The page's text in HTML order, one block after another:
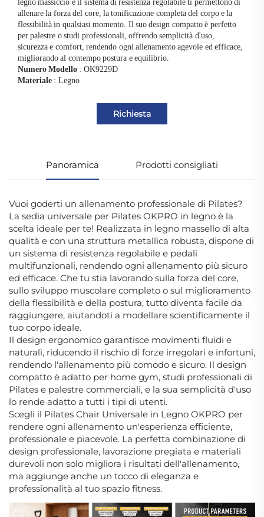
legno massiccio e il sistema di resistenza regolabile ti permettono di
allenare la forza del core, la tonificazione completa del corpo e la
flessibilità in qualsiasi momento. Il suo design compatto è perfetto
per palestre o studi professionali, offrendo semplicità d'uso,
sicurezza e comfort, rendendo ogni allenamento agevole ed efficace,
migliorando al contempo postura e equilibrio.
Numero Modello : OK9229D
Materiale : Legno
Richiesta
Panoramica Prodotti consigliati
Vuoi goderti un allenamento professionale di Pilates?
La sedia universale per Pilates OKPRO in legno è la
scelta ideale per te! Realizzata in legno massello di alta
qualità e con una struttura metallica robusta, dispone di
un sistema di resistenza regolabile e pedali
multifunzionali, rendendo ogni allenamento più sicuro
ed efficace. Che tu stia lavorando sulla forza del core,
sullo sviluppo muscolare completo o sul miglioramento
della flessibilità e della postura, tutto diventa facile da
raggiungere, aiutandoti a modellare scientificamente il
tuo corpo ideale.
Il design ergonomico garantisce movimenti fluidi e
naturali, riducendo il rischio di forze irregolari e infortuni,
rendendo l'allenamento più comodo e sicuro. Il design
compatto è adatto per home gym, studi professionali di
Pilates e palestre commerciali, e la sua semplicità d'uso
lo rende adatto a tutti i tipi di utenti.
Scegli il Pilates Chair Universale in Legno OKPRO per
rendere ogni allenamento un'esperienza efficiente,
professionale e piacevole. La perfetta combinazione di
design professionale, lavorazione pregiata e materiali
durevoli non solo migliora i risultati dell'allenamento,
ma aggiunge anche un tocco di eleganza e
professionalità al tuo spazio fitness.